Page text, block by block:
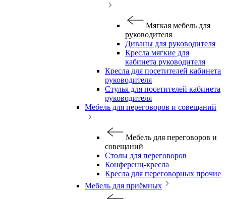
Мягкая мебель для
руководителя
Диваны для руководителя
Кресла мягкие для
кабинета руководителя
Кресла для посетителей кабинета
руководителя
Стулья для посетителей кабинета
руководителя
Мебель для переговоров и совещаний
Мебель для переговоров и
совещаний
Столы для переговоров
Конференц-кресла
Кресла для переговорных прочие
Мебель для приёмных